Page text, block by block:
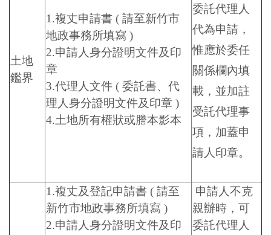
土地
鑑界
1.複丈申請書 ( 請至新竹市
地政事務所填寫 )
2.申請人身分證明文件及印
章
3.代理人文件 ( 委託書、代
理人身分證明文件及印章 )
4.土地所有權狀或謄本影本
委託代理人
代為申請，
惟應於委任
關係欄內填
載，並加註
受託代理事
項，加蓋申
請人印章。
1.複丈及登記申請書 ( 請至
新竹市地政事務所填寫 )
2.申請人身分證明文件及印
申請人不克
親辦時，可
委託代理人